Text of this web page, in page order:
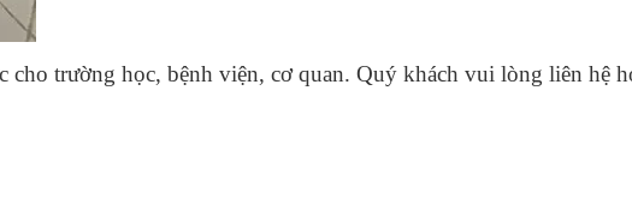
trường học, bệnh viện, cơ quan. Quý khách vui lòng liên hệ